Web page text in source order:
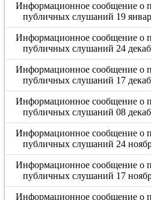
Информационное сообщение о
публичных слушаний 19
Информационное сообщение о
публичных слушаний 24
Информационное сообщение о
публичных слушаний 17
Информационное сообщение о
публичных слушаний 08
Информационное сообщение о
публичных слушаний 24
Информационное сообщение о
публичных слушаний 17
Информационное сообщение о